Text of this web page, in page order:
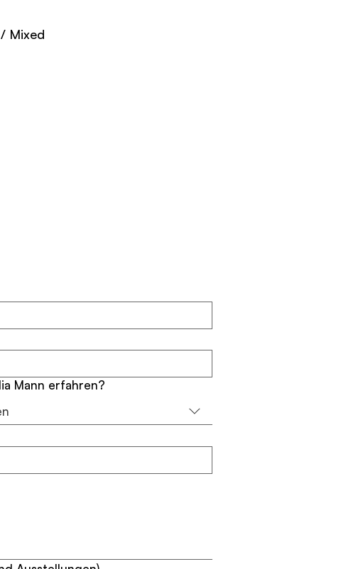
Mixed
Mann erfahren?